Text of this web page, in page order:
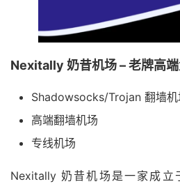
Nexitally 奶昔机场 – 老牌高
Shadowsocks/Trojan 翻墙机
高端翻墙机场
专线机场
Nexitally 奶昔机场是一家成立